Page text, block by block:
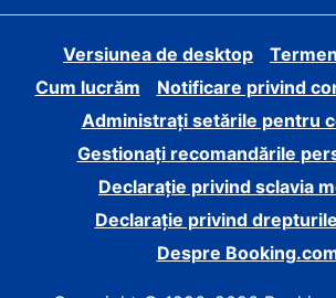
Versiunea de desktop
Cum lucrăm
Notificare privind
Administrați setările pentru
Gestionați recomandările
Declarație privind sclavia
Declarație privind
Despre